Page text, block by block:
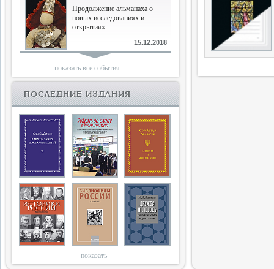
Продолжение альманаха о
новых исследованиях и
открытиях
15.12.2018
Библиофилам
Четырнадцатый и не последний
Двенадцатый
Новый том Вестника истории,
литературы, искусства
25.09.2017
Книги блокады
Последняя книга Т.В.Сталевой
15.06.2017
Энциклопедия историков
показать все события
ПОСЛЕДНИЕ ИЗДАНИЯ
показать